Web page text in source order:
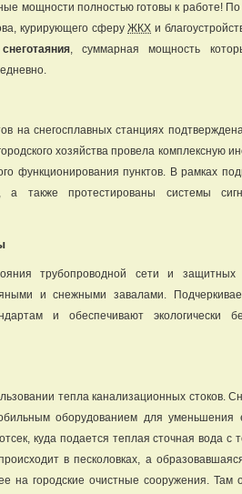
мощности полностью готовы к работе!
курирующего сферуЖКХ и
, суммарная мощность
на снегосплавных станциях
хозяйства провела комплексную
функционирования пунктов. В рамках
а также протестированы системы
трубопроводной сети и защитных
и снежными завалами.
и обеспечивают экологически
тепла канализационных стоков.
оборудованием для уменьшения
куда подается теплая сточная вода с
в песколовках, а
на городские очистные сооружения. Там